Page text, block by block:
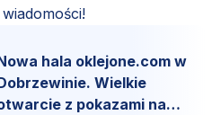
hala oklejone.com w
Wielkie
z pokazami na